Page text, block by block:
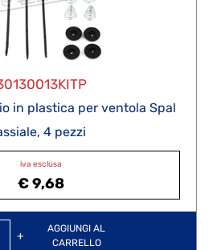
in plastica per ventola Spal
4 pezzi
iva esclusa
€ 9,68
QuantitàAGGIUNGI AL
CARRELLO